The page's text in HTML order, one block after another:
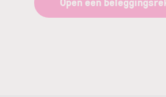
Voor beleggers is Palantir